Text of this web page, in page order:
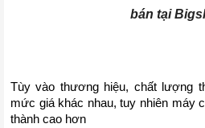
bán tại
Tùy vào thương hiệu, chất lượng
mức giá khác nhau, tuy nhiên máy
thành cao hơn